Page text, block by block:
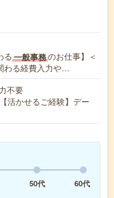
る一般事務のお仕事】＜
わる経費入力や…
不要
活かせるご経験】デー
50代
60代